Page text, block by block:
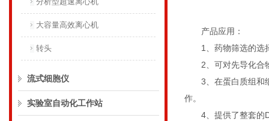
大容量高效离心机
转头
流式细胞仪
实验室自动化工作站
产品应用：
1、药物筛选的选择
2、可对先导化合物
3、在蛋白质组和细
作。
4、提供了整套的